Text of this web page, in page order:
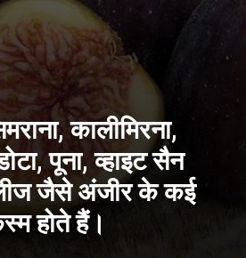
कालीमिरना,
पूना, व्हाइट सैन
जैसे अंजीर के कई
होते हैं।